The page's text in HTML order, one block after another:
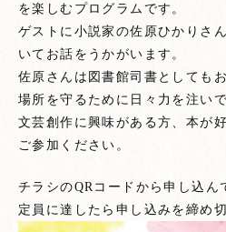
を楽しむプログラムです。
ゲストに小説家の佐原ひかりさ
いてお話をうかがいます。
佐原さんは図書館司書としても
場所を守るために日々力を注い
文芸創作に興味がある方、本が
ご参加ください。
チラシのQRコードから申し込ん
定員に達したら申し込みを締め切